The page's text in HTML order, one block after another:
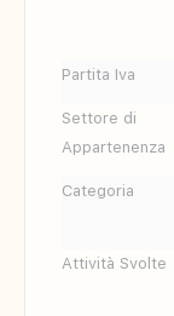
Partita Iva
Settore di
Appartenenza
Categoria
Attività Svolte